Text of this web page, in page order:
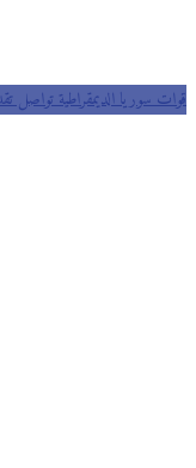
قوات سوريا الديمقراطية تواصل